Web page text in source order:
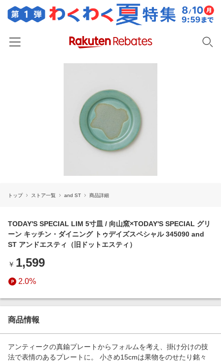
ファッション・インナー・小物
コスメ・健康・医薬品
キッズ・ベビー用品
エンタメ
スポーツ・アウトドア・ゴルフ
インテリア・寝具
ペット・花・DIY・車
生活・お役立ち
金融・マネー・保険
ビジネス・その他サービス
電子書籍特集
楽天サービス特集
旅行特集
お中元特集2026
わくわく夏特集
とことん買い物チャレンジ
Apple公式サイト×楽天カード分割払い
トップ ストア一覧 and ST 商品詳細
TODAY'S SPECIAL LIM 5寸皿 / 向山窯×TODAY'S SPECIAL グリ
ーン キッチン・ダイニング トゥデイズスペシャル 345090 and
ST アンドエスティ（旧ドットエスティ）
￥ 1,599
2.0%
商品情報
アンティークの真鍮プレートからフォルムを考え、掛け分けの技
法で表情のあるプレートに。 小さめ15cmは果物をのせたり銘々